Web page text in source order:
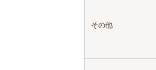
その他